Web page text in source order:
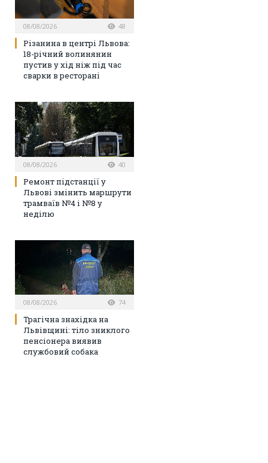
08/08/2026 48
Різанина в центрі Львова:
18-річний волинянин
пустив у хід ніж під час
сварки в ресторані
08/08/2026 40
Ремонт підстанції у
Львові змінить маршрути
трамваїв №4 і №8 у
неділю
08/08/2026 74
Трагічна знахідка на
Львівщині: тіло зниклого
пенсіонера виявив
службовий собака